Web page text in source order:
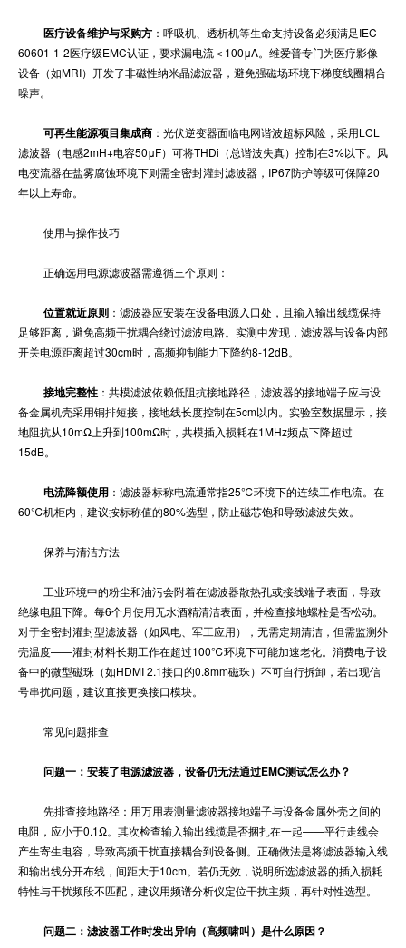
医疗设备维护与采购方 ：呼吸机、透析机等生命支持设备必须满足IEC
60601-1-2医疗级EMC认证，要求漏电流＜100μA。维爱普专门为医疗影像
设备（如MRI）开发了非磁性纳米晶滤波器，避免强磁场环境下梯度线圈耦合
噪声。
可再生能源项目集成商 ：光伏逆变器面临电网谐波超标风险，采用LCL
滤波器（电感2mH+电容50μF）可将THDi（总谐波失真）控制在3%以下。风
电变流器在盐雾腐蚀环境下则需全密封灌封滤波器，IP67防护等级可保障20
年以上寿命。
使用与操作技巧
正确选用电源滤波器需遵循三个原则：
位置就近原则 ：滤波器应安装在设备电源入口处，且输入输出线缆保持
足够距离，避免高频干扰耦合绕过滤波电路。实测中发现，滤波器与设备内部
开关电源距离超过30cm时，高频抑制能力下降约8-12dB。
接地完整性 ：共模滤波依赖低阻抗接地路径，滤波器的接地端子应与设
备金属机壳采用铜排短接，接地线长度控制在5cm以内。实验室数据显示，接
地阻抗从10mΩ上升到100mΩ时，共模插入损耗在1MHz频点下降超过
15dB。
电流降额使用 ：滤波器标称电流通常指25℃环境下的连续工作电流。在
60℃机柜内，建议按标称值的80%选型，防止磁芯饱和导致滤波失效。
保养与清洁方法
工业环境中的粉尘和油污会附着在滤波器散热孔或接线端子表面，导致
绝缘电阻下降。每6个月使用无水酒精清洁表面，并检查接地螺栓是否松动。
对于全密封灌封型滤波器（如风电、军工应用），无需定期清洁，但需监测外
壳温度——灌封材料长期工作在超过100℃环境下可能加速老化。消费电子设
备中的微型磁珠（如HDMI 2.1接口的0.8mm磁珠）不可自行拆卸，若出现信
号串扰问题，建议直接更换接口模块。
常见问题排查
问题一：安装了电源滤波器，设备仍无法通过EMC测试怎么办？
先排查接地路径：用万用表测量滤波器接地端子与设备金属外壳之间的
电阻，应小于0.1Ω。其次检查输入输出线缆是否捆扎在一起——平行走线会
产生寄生电容，导致高频干扰直接耦合到设备侧。正确做法是将滤波器输入线
和输出线分开布线，间距大于10cm。若仍无效，说明所选滤波器的插入损耗
特性与干扰频段不匹配，建议用频谱分析仪定位干扰主频，再针对性选型。
问题二：滤波器工作时发出异响（高频啸叫）是什么原因？